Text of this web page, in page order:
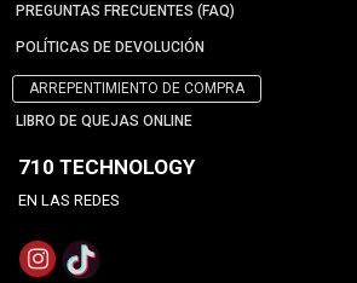
PREGUNTAS FRECUENTES (FAQ)
POLÍTICAS DE DEVOLUCIÓN
ARREPENTIMIENTO DE COMPRA
LIBRO DE QUEJAS ONLINE
710 TECHNOLOGY
EN LAS REDES